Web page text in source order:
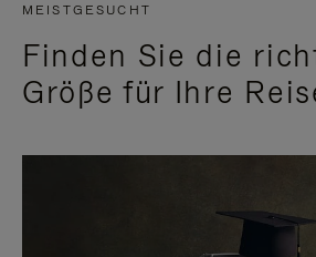
MEISTGESUCHT
Finden Sie die
Größe für Ihre